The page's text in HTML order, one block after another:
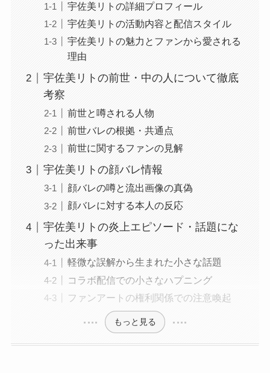
宇佐美リトの詳細プロフィール
宇佐美リトの活動内容と配信スタイル
宇佐美リトの魅力とファンから愛される
理由
宇佐美リトの前世・中の人について徹底
考察
前世と噂される人物
前世バレの根拠・共通点
前世に関するファンの見解
宇佐美リトの顔バレ情報
顔バレの噂と流出画像の真偽
顔バレに対する本人の反応
宇佐美リトの炎上エピソード・話題にな
った出来事
軽微な誤解から生まれた小さな話題
コラボ配信での小さなハプニング
ファンアートの権利関係での注意喚起
もっと見る